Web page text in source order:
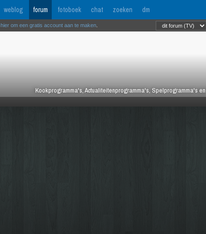
weblog forum fotoboek chat zoeken dm
Kookprogramma's, Actualiteitenprogramma's, Spelprogramma's
hier om een gratis account aan te maken